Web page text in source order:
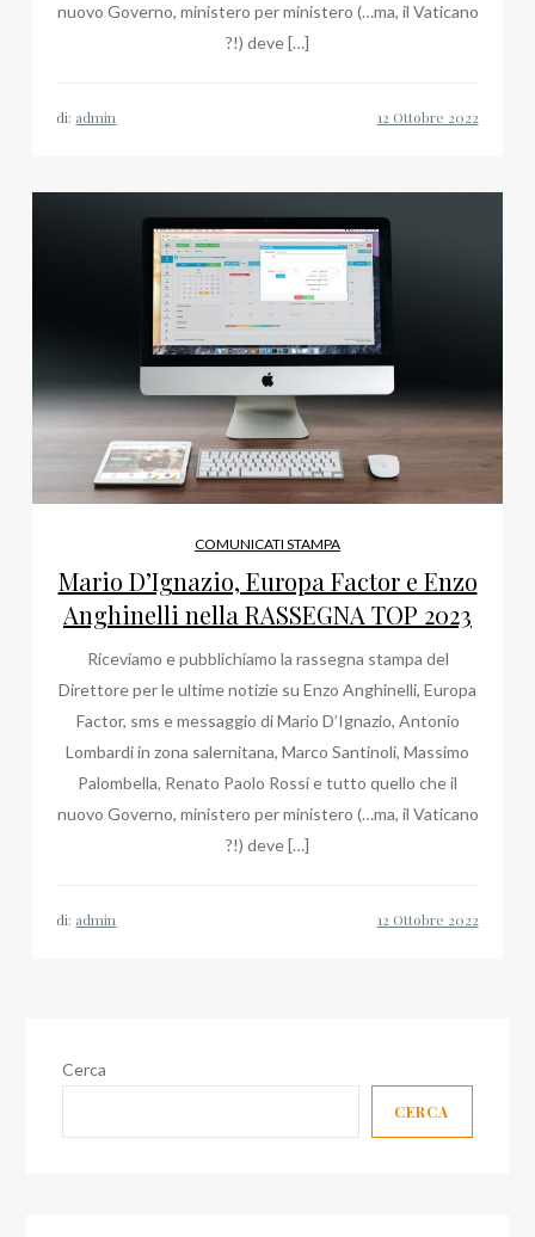
nuovo Governo, ministero per ministero (…ma, il Vaticano
?!) deve […]
di: admin
COMUNICATI STAMPA
Mario D’Ignazio, Europa Factor e Enzo
Anghinelli nella RASSEGNA TOP 2023
Riceviamo e pubblichiamo la rassegna stampa del
Direttore per le ultime notizie su Enzo Anghinelli, Europa
Factor, sms e messaggio di Mario D’Ignazio, Antonio
Lombardi in zona salernitana, Marco Santinoli, Massimo
Palombella, Renato Paolo Rossi e tutto quello che il
nuovo Governo, ministero per ministero (…ma, il Vaticano
?!) deve […]
di: admin
Cerca
CERCA